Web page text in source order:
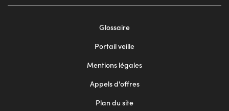
Glossaire
Portail veille
Mentions légales
Appels d'offres
Plan du site